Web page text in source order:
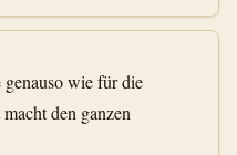
wie für die
den ganzen